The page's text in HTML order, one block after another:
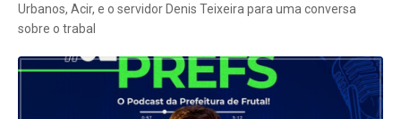
Urbanos, Acir, e o servidor Denis Teixeira para uma conversa
sobre o trabal